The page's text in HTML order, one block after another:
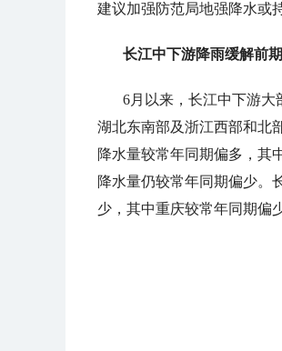
建议加强防范局地强降水或
长江中下游降雨缓解前
6月以来，长江中下游大
湖北东南部及浙江西部和北
降水量较常年同期偏多，其
降水量仍较常年同期偏少。
少，其中重庆较常年同期偏少